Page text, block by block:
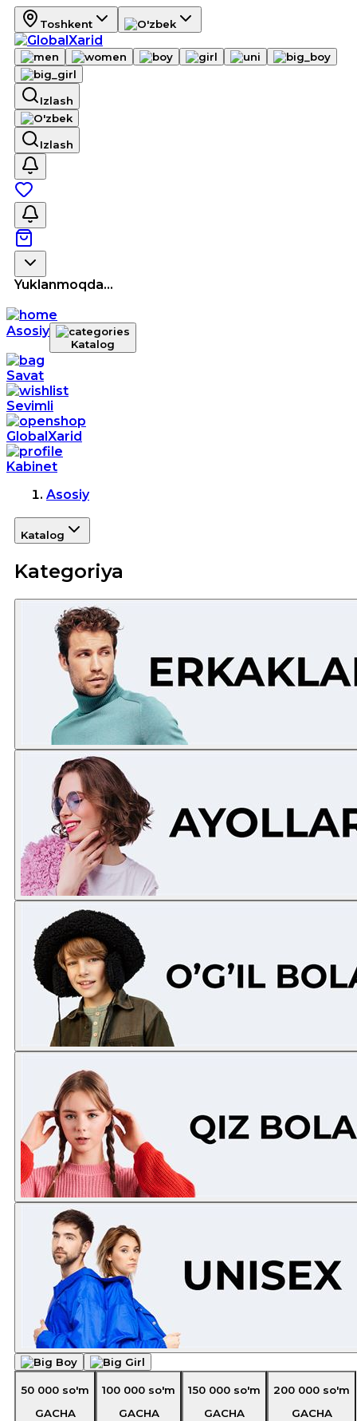
Toshkent
Izlash
Izlash
Yuklanmoqda...
Asosiy
Katalog
Savat
Sevimli
GlobalXarid
Kabinet
Asosiy
Katalog
Kategoriya
50 000 so'm
GACHA
100 000 so'm
GACHA
150 000 so'm
GACHA
200 000 so'm
GACHA